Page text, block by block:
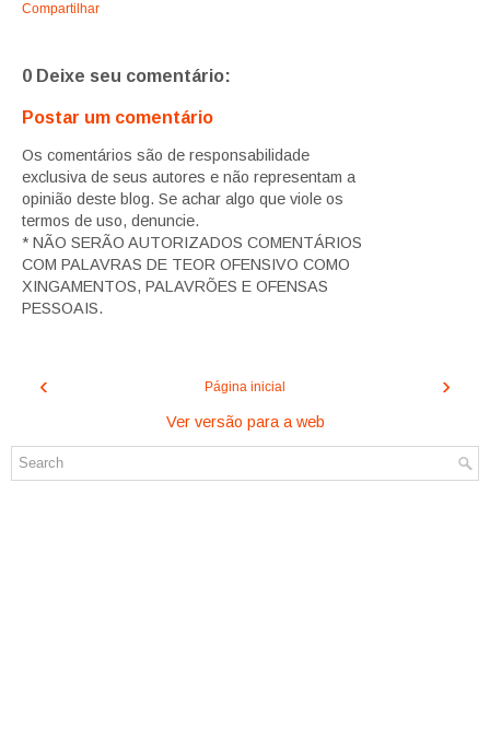
Compartilhar
0 Deixe seu comentário:
Postar um comentário
Os comentários são de responsabilidade
exclusiva de seus autores e não representam a
opinião deste blog. Se achar algo que viole os
termos de uso, denuncie.
* NÃO SERÃO AUTORIZADOS COMENTÁRIOS
COM PALAVRAS DE TEOR OFENSIVO COMO
XINGAMENTOS, PALAVRÕES E OFENSAS
PESSOAIS.
‹ ›
Página inicial
Ver versão para a web